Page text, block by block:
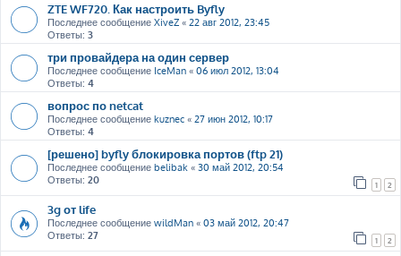
ZTE WF720. Как настроить Byfly
Последнее сообщение XiveZ « 22 авг 2012, 23:45
Ответы: 3
три провайдера на один сервер
Последнее сообщение IceMan « 06 июл 2012, 13:04
Ответы: 4
вопрос по netcat
Последнее сообщение kuznec « 27 июн 2012, 10:17
Ответы: 4
[решено] byfly блокировка портов (ftp 21)
Последнее сообщение belibak « 30 май 2012, 20:54
Ответы: 20 1 2
3g от life
Последнее сообщение wildMan « 03 май 2012, 20:47
Ответы: 27 1 2